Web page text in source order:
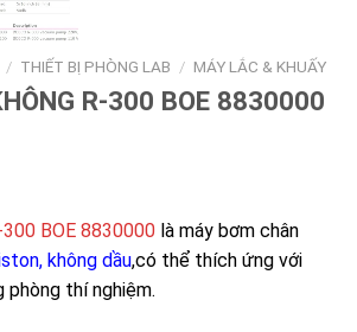
/ THIẾT BỊ PHÒNG LAB / MÁY LẮC & KHUẤY
R-300 BOE 8830000
BOE 8830000 là máy bơm chân
không dầu,có thể thích ứng với
phòng thí nghiệm.